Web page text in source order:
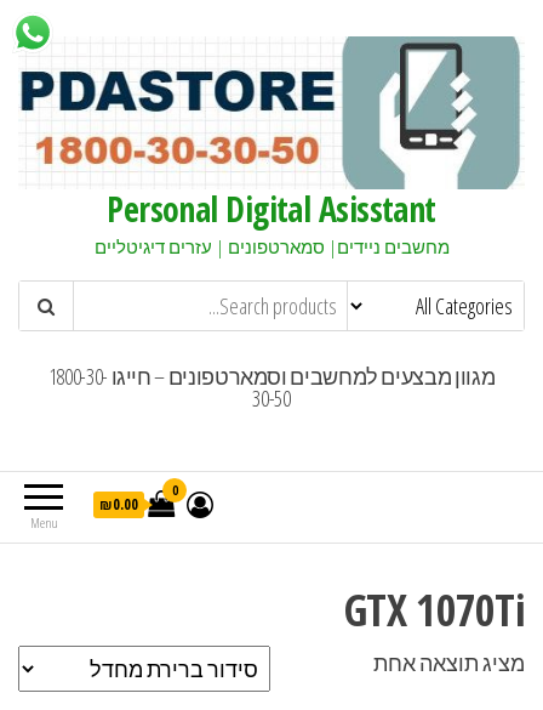
Personal Digital Asisstant
מחשבים ניידים| סמארטפונים | עזרים דיגיטליים
מגוון מבצעים למחשבים וסמארטפונים – חייגו 1800-30-
30-50
Menu
0
₪0.00
GTX 1070Ti
מציג תוצאה אחת